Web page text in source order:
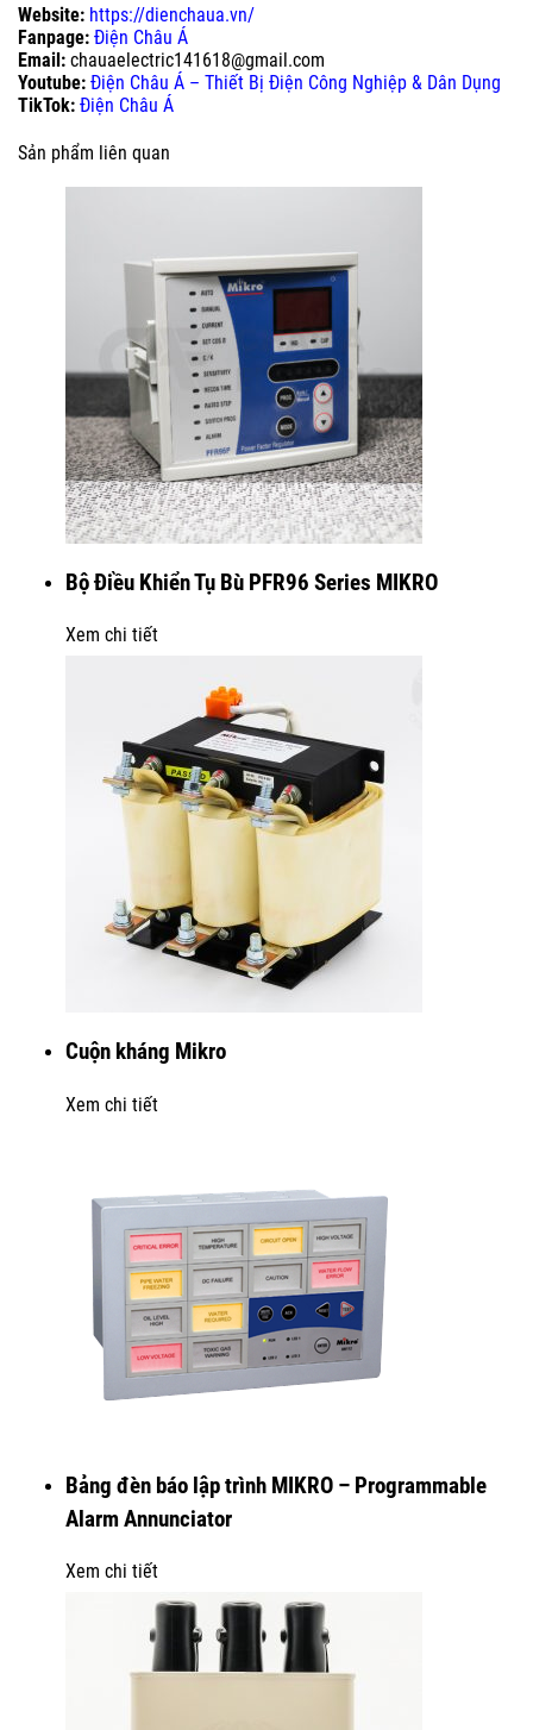
Website: https://dienchaua.vn/
Fanpage: Điện Châu Á
Email: chauaelectric141618@gmail.com
Youtube: Điện Châu Á – Thiết Bị Điện Công Nghiệp & Dân Dụng
TikTok: Điện Châu Á
Sản phẩm liên quan
Bộ Điều Khiển Tụ Bù PFR96 Series MIKRO
Xem chi tiết
Cuộn kháng Mikro
Xem chi tiết
Bảng đèn báo lập trình MIKRO – Programmable
Alarm Annunciator
Xem chi tiết